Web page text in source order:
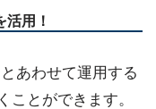
用！
あわせて運用する
ことができます。